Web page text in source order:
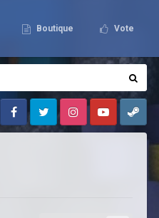
Boutique Vote
FacebookTwitter InstagramYoutubeSteam